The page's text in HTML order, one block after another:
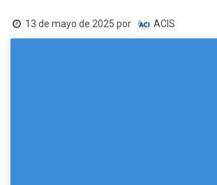
13 de mayo de 2025 por ACIS